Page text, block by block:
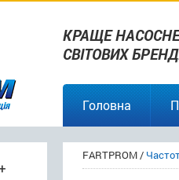
КРАЩЕ
СВІТОВИХ
Головна
FARTPROM/